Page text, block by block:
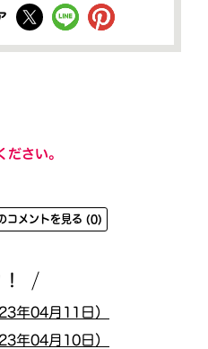
ださい。
コメントを見る (0)
年04月11日）
年04月10日）